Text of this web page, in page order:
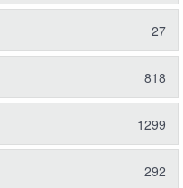
27
818
1299
292